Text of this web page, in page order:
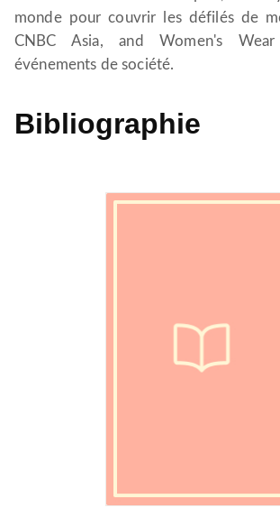
monde pour couvrir les défilés de
CNBC Asia, and Women's
événements de société.
Bibliographie